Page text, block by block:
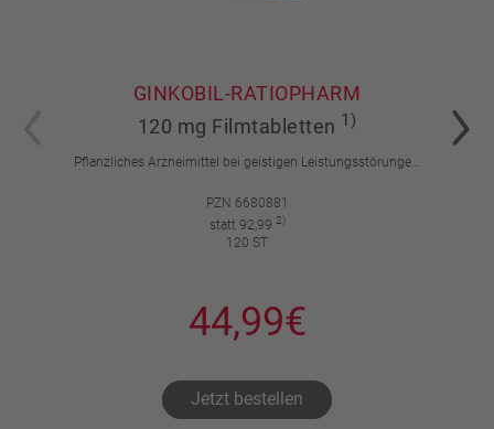
GINKOBIL-RATIOPHARM
120 mg Filmtabletten 1)
PZN 6680881
statt 92,99 2)
120 ST
44,99€
Jetzt bestellen